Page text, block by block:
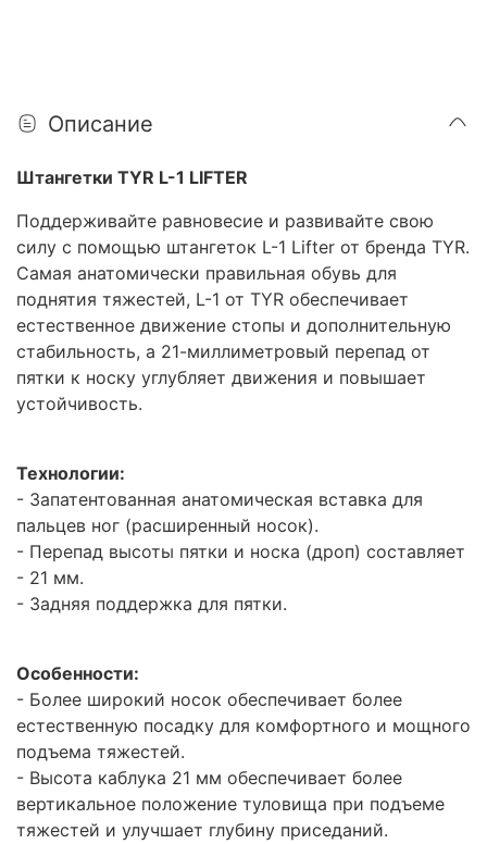
Описание
Штангетки TYR L-1 LIFTER
Поддерживайте равновесие и развивайте свою
силу с помощью штангеток L-1 Lifter от бренда TYR.
Самая анатомически правильная обувь для
поднятия тяжестей, L-1 от TYR обеспечивает
естественное движение стопы и дополнительную
стабильность, а 21-миллиметровый перепад от
пятки к носку углубляет движения и повышает
устойчивость.
Технологии:
- Запатентованная анатомическая вставка для
пальцев ног (расширенный носок).
- Перепад высоты пятки и носка (дроп) составляет
- 21 мм.
- Задняя поддержка для пятки.
Особенности:
- Более широкий носок обеспечивает более
естественную посадку для комфортного и мощного
подъема тяжестей.
- Высота каблука 21 мм обеспечивает более
вертикальное положение туловища при подъеме
тяжестей и улучшает глубину приседаний.